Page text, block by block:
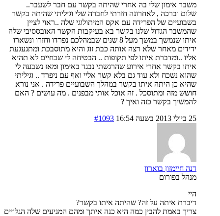
משבר אימון שלי בה אחרי שהיתה בקשר עם חבר לשעבר..
שלום וברכה , לאחרונה חזרתי לחברה שלי וגיליתי שהיתה בקשר
בשבועיים של הפרידה עם אקס המיתולוגי שלה ..ראוי לציין
שהמשבר הגדול שלנו בקשר בא בעיקבות הקשר האובססיבי שלה
איתו שנמשך במשך מעל 8 שנים שבמהלכם נפרדו וחזרו ונשארו
ידידים מאחר שלא רצה אותה כבת זוג והיא מתוסבכת ומתגעגעת
אליו ..ומדברת איתו לפי תקופות .. הבטיחה לי שבחיים לא תהיא
איתו בקשר אחרי אירוע שהרגשתי נבגד באימון ומאז נשבעה לי
שהוא נשכח ולא עוד גם בלא קשר אליי ואף עם ניפרד .. וגיליתי
שהיא כן היתה איתו בקשר במהלך השבועיים פרידה . אני נורא
חושש מזה ומתוסכל . זה אוכל אותי מבפנים . מה עושים ? האם
להמשיך בקשר כזה ואיך ?
25 ביולי 2013 בשעה 16:54
#1093
דנה חיימזון בוארון
מנהל בפורום
היי
דיברת איתה על זה? שהיתה איתו בקשר?
צריך באמת להבין כמה היא כנה איתך ומהם המניעים שלה הגלויים